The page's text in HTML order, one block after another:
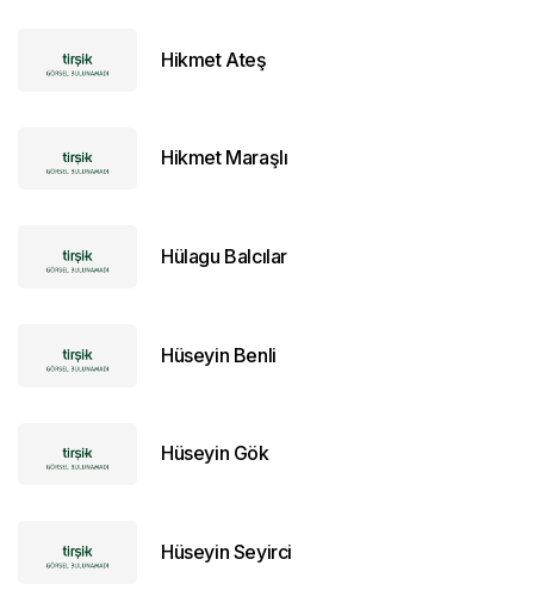
Hikmet Ateş
Hikmet Maraşlı
Hülagu Balcılar
Hüseyin Benli
Hüseyin Gök
Hüseyin Seyirci